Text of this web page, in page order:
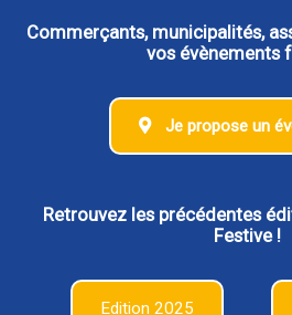
Commerçants, municipalités,
vos évènements
Je propose un
Retrouvez les précédentes
Festive !
Edition 2025